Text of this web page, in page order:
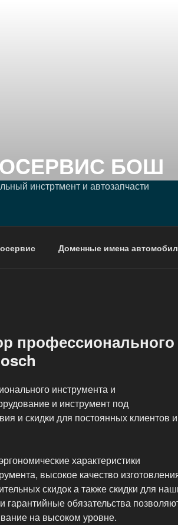
БОШ
инстртмент и автозапчасти
Доменные имена
профессионального
инструмента и
и инструмент под
и скидки для постоянных клиентов и
характеристики
высокое качество
скидок а также скидки для
гарантийные обязательства
на высоком уровне.